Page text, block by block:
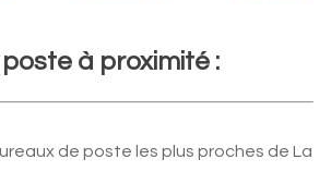
à proximité :
de poste les plus proches de La